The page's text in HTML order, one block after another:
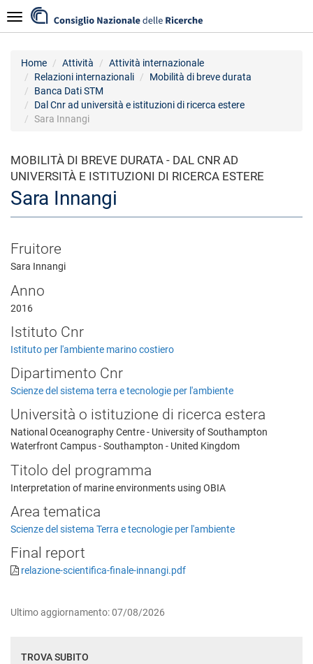
al
contenuto
Navigazione
Home Attività
Attività internazionale
Relazioni internazionali
Mobilità di breve durata
Banca Dati STM
Dal Cnr ad università e istituzioni di ricerca estere
Sara Innangi
MOBILITÀ DI BREVE DURATA - DAL CNR AD
UNIVERSITÀ E ISTITUZIONI DI RICERCA ESTERE
Sara Innangi
Fruitore
Sara Innangi
Anno
2016
Istituto Cnr
Istituto per l'ambiente marino costiero
Dipartimento Cnr
Scienze del sistema terra e tecnologie per l'ambiente
Università o istituzione di ricerca estera
National Oceanography Centre - University of Southampton
Waterfront Campus - Southampton - United Kingdom
Titolo del programma
Interpretation of marine environments using OBIA
Area tematica
Scienze del sistema Terra e tecnologie per l'ambiente
Final report
relazione-scientifica-finale-innangi.pdf
Ultimo aggiornamento: 07/08/2026
TROVA SUBITO